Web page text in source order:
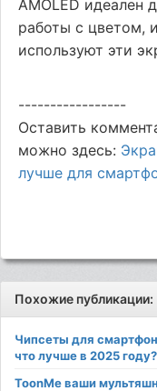
AMOLED идеален
работы с цветом,
используют эти
-----------------
Оставить
можно здесь:
лучше для
Похожие публикации:
Чипсеты для
что лучше в 2025 году?
ToonMe ваши